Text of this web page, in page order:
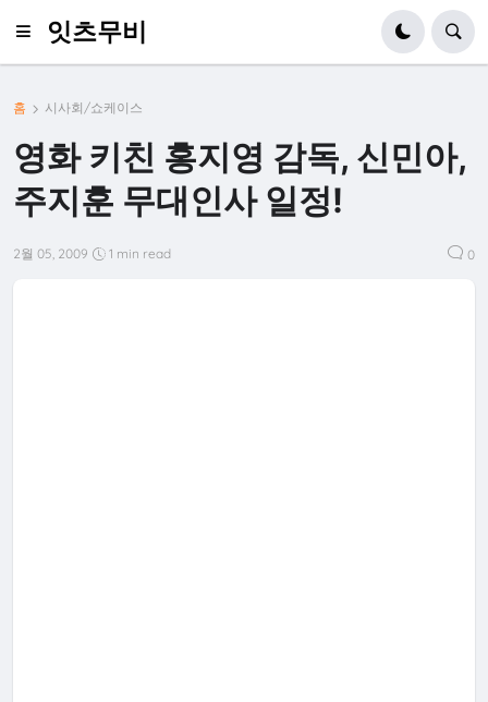
잇츠무비
홈 시사회/쇼케이스
영화 키친 홍지영 감독, 신민아,
주지훈 무대인사 일정!
2월 05, 2009 1 min read 0